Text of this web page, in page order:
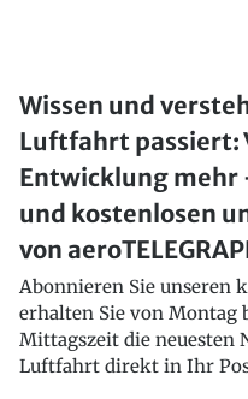
Wissen und
Luftfahrt passiert:
Entwicklung mehr
und kostenlosen
von
Abonnieren Sie unseren
erhalten Sie von
Mittagszeit die neuesten
Luftfahrt direkt in Ihr